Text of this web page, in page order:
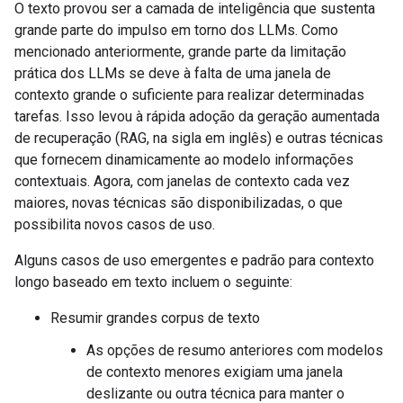
O texto provou ser a camada de inteligência que sustenta
grande parte do impulso em torno dos LLMs. Como
mencionado anteriormente, grande parte da limitação
prática dos LLMs se deve à falta de uma janela de
contexto grande o suficiente para realizar determinadas
tarefas. Isso levou à rápida adoção da geração aumentada
de recuperação (RAG, na sigla em inglês) e outras técnicas
que fornecem dinamicamente ao modelo informações
contextuais. Agora, com janelas de contexto cada vez
maiores, novas técnicas são disponibilizadas, o que
possibilita novos casos de uso.
Alguns casos de uso emergentes e padrão para contexto
longo baseado em texto incluem o seguinte:
Resumir grandes corpus de texto
As opções de resumo anteriores com modelos
de contexto menores exigiam uma janela
deslizante ou outra técnica para manter o